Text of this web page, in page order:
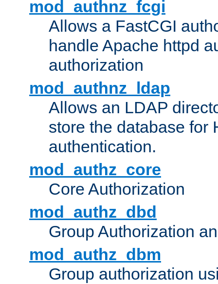
mod_authnz_fcgi
Allows a FastCGI
handle Apache httpd
authorization
mod_authnz_ldap
Allows an LDAP
store the database for
authentication.
mod_authz_core
Core Authorization
mod_authz_dbd
Group Authorization
mod_authz_dbm
Group authorization